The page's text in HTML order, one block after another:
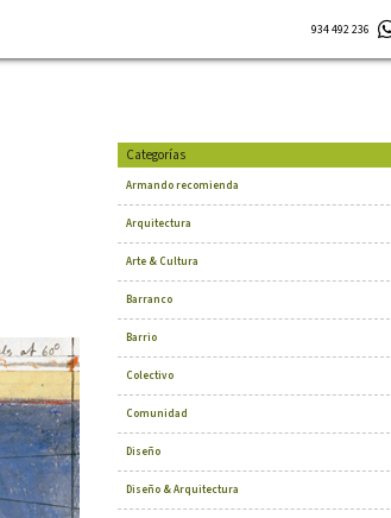
934 492 236
Categorías
Armando recomienda
Arquitectura
Arte & Cultura
Barranco
Barrio
Colectivo
Comunidad
Diseño
Diseño & Arquitectura